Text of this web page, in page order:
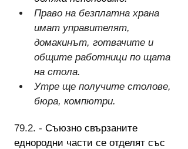
Право на безплатна храна
имат управителят,
домакинът, готвачите и
общите работници по щата
на стола.
Утре ще получите столове,
бюра, компютри.
79.2. - Съюзно свързаните
еднородни части се отделят със